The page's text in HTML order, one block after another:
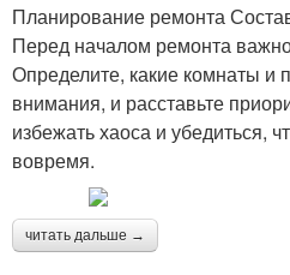
Планирование ремонта
Перед началом ремонта важно
Определите, какие комнаты и
внимания, и расставьте
избежать хаоса и убедиться,
вовремя.
читать дальше →